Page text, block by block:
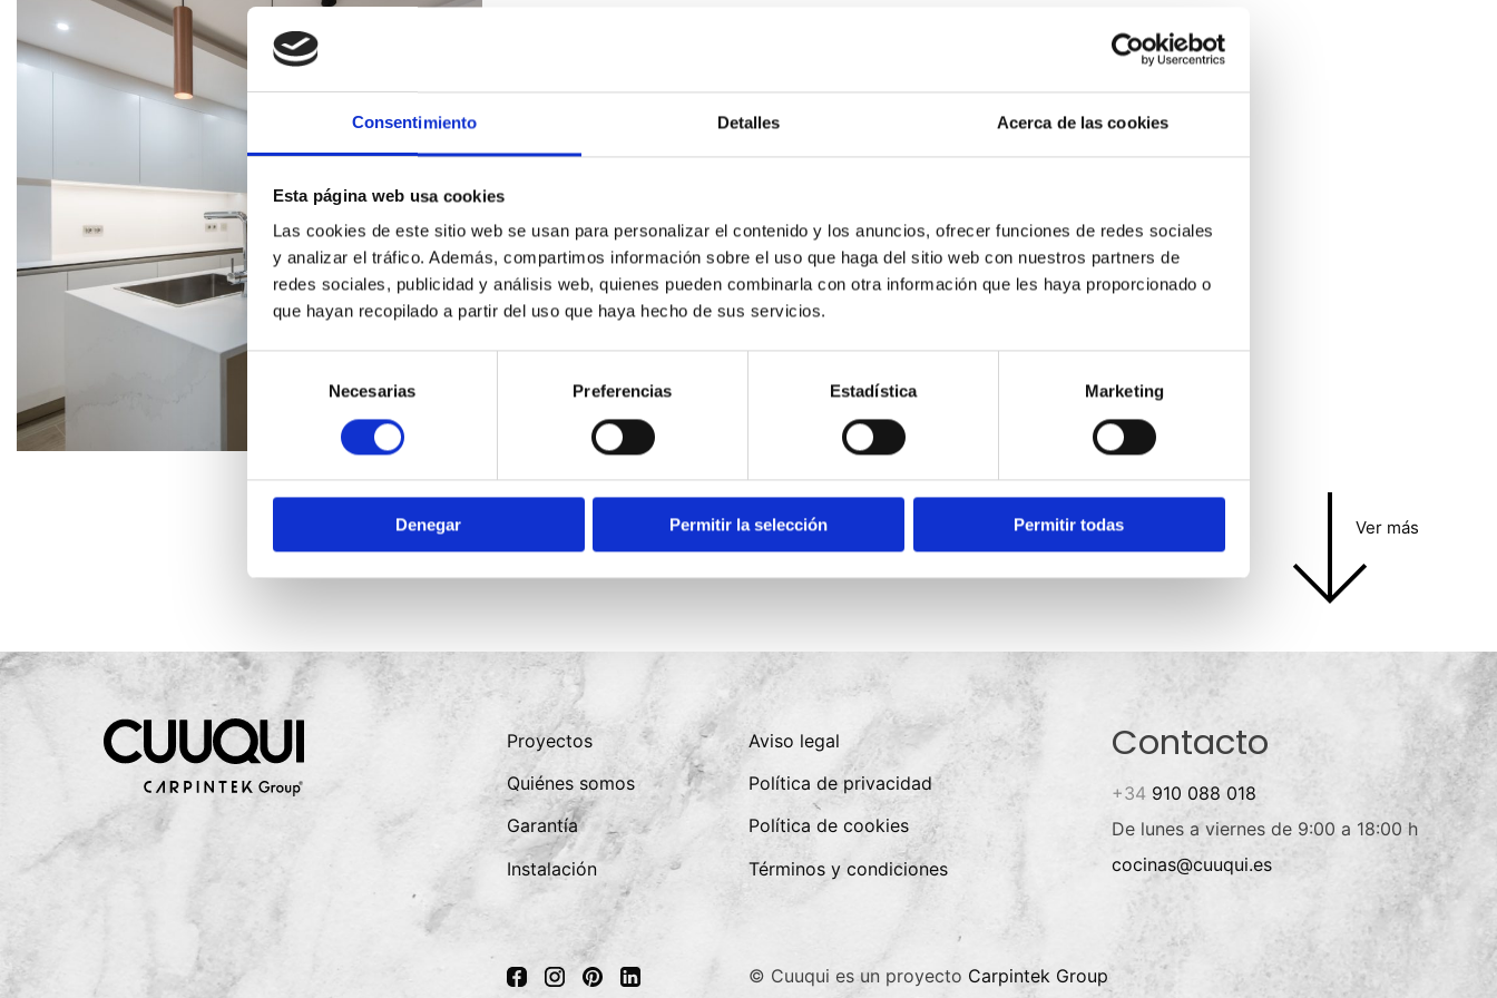
Consentimiento Detalles Acerca de las cookies
Esta página web usa cookies
Las cookies de este sitio web se usan para personalizar el contenido y los anuncios, ofrecer funciones de redes sociales
y analizar el tráfico. Además, compartimos información sobre el uso que haga del sitio web con nuestros partners de
redes sociales, publicidad y análisis web, quienes pueden combinarla con otra información que les haya proporcionado o
que hayan recopilado a partir del uso que haya hecho de sus servicios.
consentimiento
Necesarias Preferencias Estadística Marketing
Denegar Permitir la selección Permitir todas Ver más
Proyectos
Quiénes somos
Garantía
Instalación
Aviso legal
Política de privacidad
Política de cookies
Términos y condiciones
Contacto
+34910 088 018
De lunes a viernes de 9:00 a 18:00 h
cocinas@cuuqui.es
© Cuuqui es un proyecto Carpintek Group